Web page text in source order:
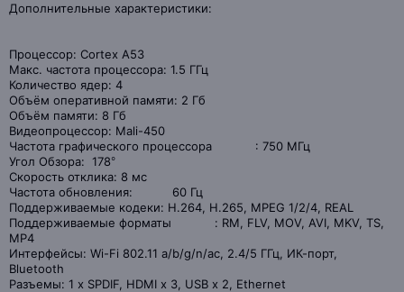
Дополнительные характеристики:
Процессор: Cortex A53
Макс. частота процессора: 1.5 ГГц
Количество ядер: 4
Объём оперативной памяти: 2 Гб
Объём памяти: 8 Гб
Видеопроцессор: Mali-450
Частота графического процессора : 750 МГц
Угол Обзора: 178°
Скорость отклика: 8 мс
Частота обновления: 60 Гц
Поддерживаемые кодеки: H.264, H.265, MPEG 1/2/4, REAL
Поддерживаемые форматы : RM, FLV, MOV, AVI, MKV, TS,
MP4
Интерфейсы: Wi-Fi 802.11 a/b/g/n/ac, 2.4/5 ГГц, ИК-порт,
Bluetooth
Разъемы: 1 x SPDIF, HDMI x 3, USB x 2, Ethernet